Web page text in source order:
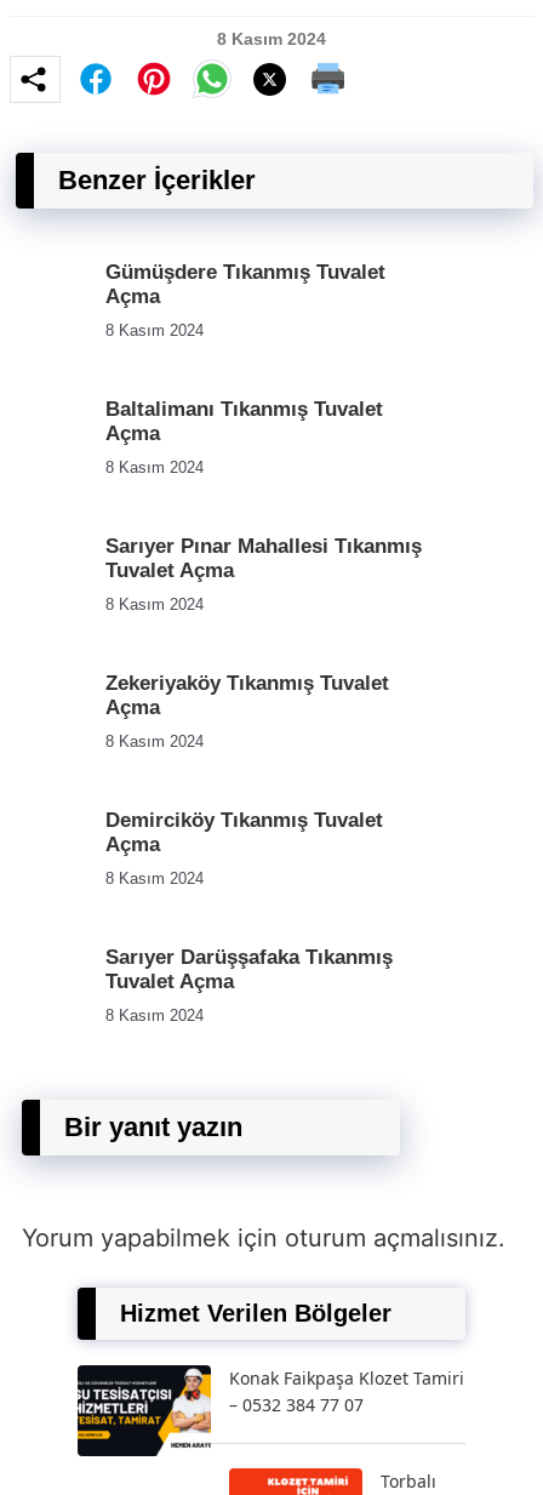
8 Kasım 2024
Benzer İçerikler
Gümüşdere Tıkanmış Tuvalet
Açma
8 Kasım 2024
Baltalimanı Tıkanmış Tuvalet
Açma
8 Kasım 2024
Sarıyer Pınar Mahallesi Tıkanmış
Tuvalet Açma
8 Kasım 2024
Zekeriyaköy Tıkanmış Tuvalet
Açma
8 Kasım 2024
Demirciköy Tıkanmış Tuvalet
Açma
8 Kasım 2024
Sarıyer Darüşşafaka Tıkanmış
Tuvalet Açma
8 Kasım 2024
Bir yanıt yazın
Yorum yapabilmek için oturum açmalısınız.
Hizmet Verilen Bölgeler
Konak Faikpaşa Klozet Tamiri
– 0532 384 77 07
Torbalı